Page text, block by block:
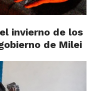
invierno de los
de Milei